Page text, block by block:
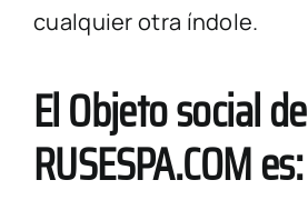
cualquier otra índole.
El Objeto social de
RUSESPA.COM es: